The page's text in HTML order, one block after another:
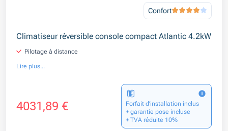
Confort
Climatiseur réversible console compact Atlantic 4.2kW
Pilotage à distance
Lire plus...
4031,89 €
Forfait d’installation inclus
+ garantie pose incluse
+ TVA réduite 10%